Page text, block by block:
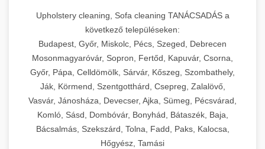
Upholstery cleaning, Sofa cleaning TANÁCSADÁS a
következő településeken:
Budapest, Győr, Miskolc, Pécs, Szeged, Debrecen
Mosonmagyaróvár, Sopron, Fertőd, Kapuvár, Csorna,
Győr, Pápa, Celldömölk, Sárvár, Kőszeg, Szombathely,
Ják, Körmend, Szentgotthárd, Csepreg, Zalalövő,
Vasvár, Jánosháza, Devecser, Ajka, Sümeg, Pécsvárad,
Komló, Sásd, Dombóvár, Bonyhád, Bátaszék, Baja,
Bácsalmás, Szekszárd, Tolna, Fadd, Paks, Kalocsa,
Hőgyész, Tamási